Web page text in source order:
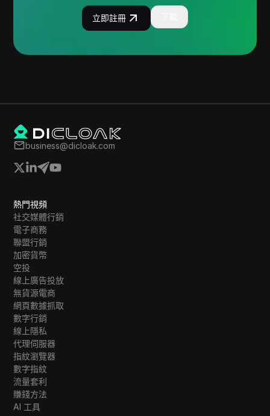
立即註冊
business@dicloak.com
熱門視頻
社交媒體行銷
電子商務
聯盟行銷
加密貨幣
空投
線上廣告投放
無貨源電商
網頁數據抓取
數字行銷
線上隱私
代理伺服器
指紋瀏覽器
數字指紋
流量套利
賺錢方法
AI 工具